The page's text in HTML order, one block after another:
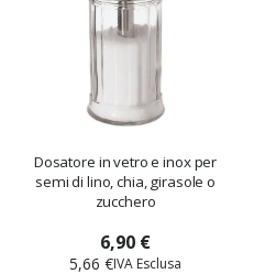
Dosatore in vetro e inox per
semi di lino, chia, girasole o
zucchero
6,90 €
5,66 €